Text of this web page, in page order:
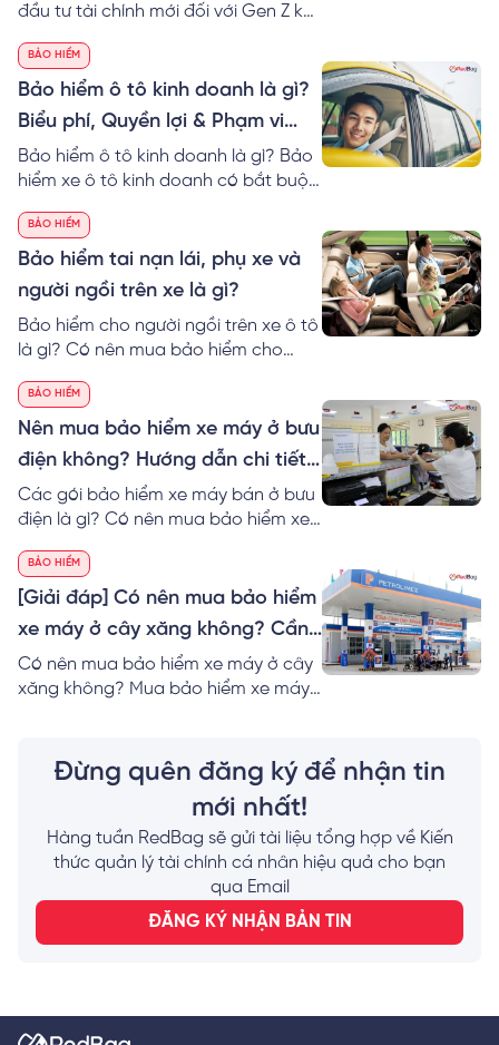
đầu tư tài chính mới đối với Gen Z khi
tất cả người trẻ đều hiểu đúng về lợi
ích của bảo hiểm và không biết loại
bảo hiểm nào thật sự cần thiết cho
mình.
BẢO HIỂM
Bảo hiểm ô tô kinh doanh là gì?
Biểu phí, Quyền lợi & Phạm vi
bảo hiểm
Bảo hiểm ô tô kinh doanh là gì? Bảo
hiểm xe ô tô kinh doanh có bắt buộc
quyền lợi và biểu phí bảo hiểm xe ô
tô kinh doanh
BẢO HIỂM
Bảo hiểm tai nạn lái, phụ xe và
người ngồi trên xe là gì?
Bảo hiểm cho người ngồi trên xe ô tô
là gì? Có nên mua bảo hiểm cho
hơn về bảo hiểm hành khách trên xe
qua bài viết sau!
BẢO HIỂM
Nên mua bảo hiểm xe máy ở bưu
điện không? Hướng dẫn chi tiết
cách mua
Các gói bảo hiểm xe máy bán ở bưu
điện là gì? Có nên mua bảo hiểm xe
biểu phí và lưu ý khi mua? Đọc ngay
cùng RedBag!
BẢO HIỂM
[Giải đáp] Có nên mua bảo hiểm
xe máy ở cây xăng không? Cần
lưu ý gì?
Có nên mua bảo hiểm xe máy ở cây
xăng không? Mua bảo hiểm xe máy
lưu ý? Đọc ngay!
Đừng quên đăng ký để nhận tin
mới nhất!
Hàng tuần RedBag sẽ gửi tài liệu tổng hợp về Kiến
thức quản lý tài chính cá nhân hiệu quả cho bạn
qua Email
ĐĂNG KÝ NHẬN BẢN TIN